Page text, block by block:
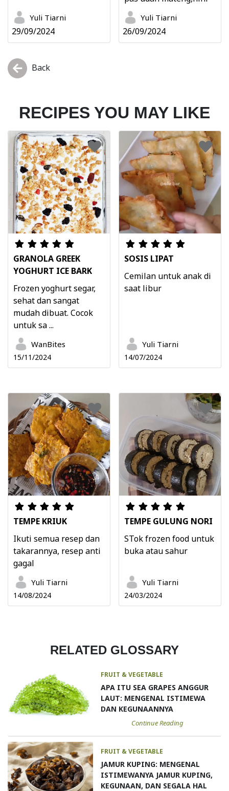
Yuli Tiarni
29/09/2024
Yuli Tiarni
26/09/2024
Back
RECIPES YOU MAY LIKE
GRANOLA GREEK
YOGHURT ICE BARK
Frozen yoghurt segar,
sehat dan sangat
mudah dibuat. Cocok
untuk sa ...
WanBites
15/11/2024
SOSIS LIPAT
Cemilan untuk anak di
saat libur
Yuli Tiarni
14/07/2024
TEMPE KRIUK
Ikuti semua resep dan
takarannya, resep anti
gagal
Yuli Tiarni
14/08/2024
TEMPE GULUNG NORI
STok frozen food untuk
buka atau sahur
Yuli Tiarni
24/03/2024
RELATED GLOSSARY
FRUIT & VEGETABLE
APA ITU SEA GRAPES ANGGUR
LAUT: MENGENAL ISTIMEWA
DAN KEGUNAANNYA
Continue Reading
FRUIT & VEGETABLE
JAMUR KUPING: MENGENAL
ISTIMEWANYA JAMUR KUPING,
KEGUNAAN, DAN SEGALA HAL